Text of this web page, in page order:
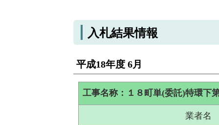
入札結果情報
平成18年度 6月
工事名称：１８町単(委託)特環下
業者名